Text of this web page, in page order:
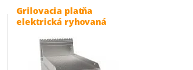
Grilovacia platňa
elektrická ryhovaná